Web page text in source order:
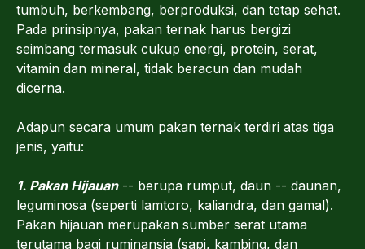
tumbuh, berkembang, berproduksi, dan tetap sehat.
Pada prinsipnya, pakan ternak harus bergizi
seimbang termasuk cukup energi, protein, serat,
vitamin dan mineral, tidak beracun dan mudah
dicerna.
Adapun secara umum pakan ternak terdiri atas tiga
jenis, yaitu:
1. Pakan Hijauan-- berupa rumput, daun -- daunan,
leguminosa (seperti lamtoro, kaliandra, dan gamal).
Pakan hijauan merupakan sumber serat utama
terutama bagi ruminansia (sapi, kambing, dan